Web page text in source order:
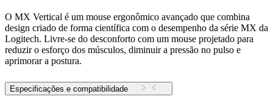
O MX Vertical é um mouse ergonômico avançado que combina
design criado de forma científica com o desempenho da série MX da
Logitech. Livre-se do desconforto com um mouse projetado para
reduzir o esforço dos músculos, diminuir a pressão no pulso e
aprimorar a postura.
Especificações e compatibilidade